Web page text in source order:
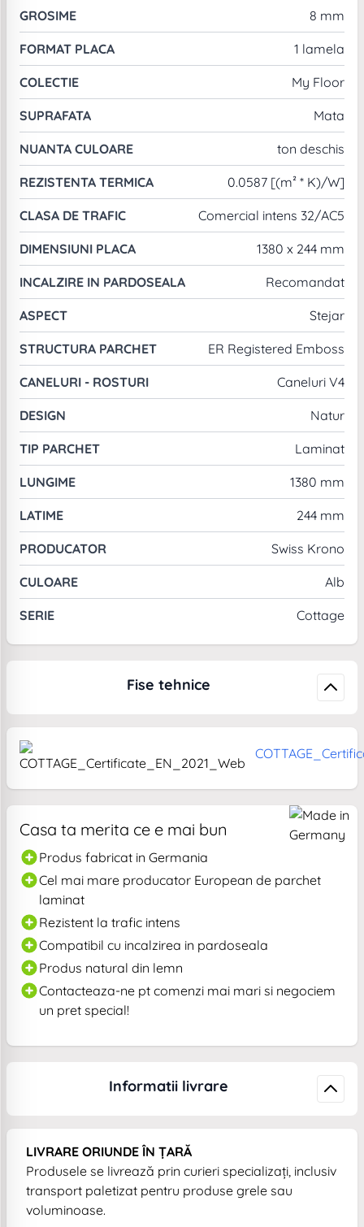
GROSIME 8 mm
FORMAT PLACA 1 lamela
COLECTIE My Floor
SUPRAFATA Mata
NUANTA CULOARE ton deschis
REZISTENTA TERMICA 0.0587 [(m² * K)/W]
CLASA DE TRAFIC Comercial intens 32/AC5
DIMENSIUNI PLACA 1380 x 244 mm
INCALZIRE IN PARDOSEALA Recomandat
ASPECT Stejar
STRUCTURA PARCHET ER Registered Emboss
CANELURI - ROSTURI Caneluri V4
DESIGN Natur
TIP PARCHET Laminat
LUNGIME 1380 mm
LATIME 244 mm
PRODUCATOR Swiss Krono
CULOARE Alb
SERIE Cottage
Fise tehnice
Casa ta merita ce e mai bun
Produs fabricat in Germania
Cel mai mare producator European de parchet
laminat
Rezistent la trafic intens
Compatibil cu incalzirea in pardoseala
Produs natural din lemn
Contacteaza-ne pt comenzi mai mari si negociem
un pret special!
Informatii livrare
LIVRARE ORIUNDE ÎN ȚARĂ
Produsele se livrează prin curieri specializați, inclusiv
transport paletizat pentru produse grele sau
voluminoase.